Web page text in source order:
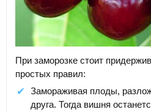
При заморозке стоит
простых правил:
Замораживая плоды,
друга. Тогда вишня